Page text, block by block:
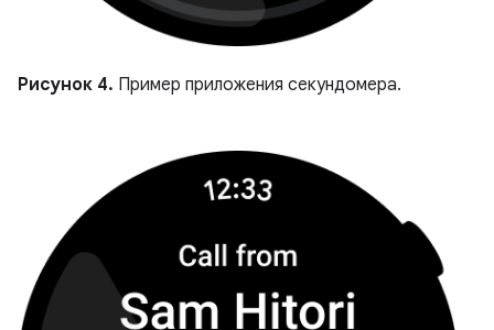
Рисунок 4. Пример приложения секундомера.